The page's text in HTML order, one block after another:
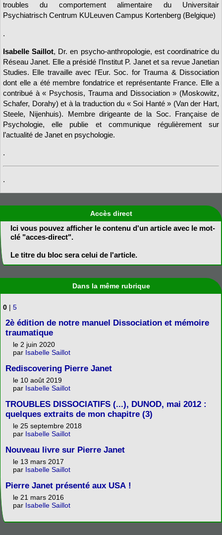
troubles du comportement alimentaire du Universitair
Psychiatrisch Centrum KULeuven Campus Kortenberg (Belgique)
.
Isabelle Saillot, Dr. en psycho-anthropologie, est coordinatrice du
Réseau Janet. Elle a présidé l’Institut P. Janet et sa revue Janetian
Studies. Elle travaille avec l’Eur. Soc. for Trauma & Dissociation
dont elle a été membre fondatrice et représentante France. Elle a
contribué à « Psychosis, Trauma and Dissociation » (Moskowitz,
Schafer, Dorahy) et à la traduction du « Soi Hanté » (Van der Hart,
Steele, Nijenhuis). Membre dirigeante de la Soc. Française de
Psychologie, elle publie et communique régulièrement sur
l’actualité de Janet en psychologie.
.
.
Accès direct
Ici vous pouvez afficher le contenu d'un article avec le mot-
clé "acces-direct".
Le titre du bloc sera celui de l'article.
Dans la même rubrique
0 | 5
2è édition de notre manuel Dissociation et mémoire
traumatique
le 2 juin 2020
par Isabelle Saillot
Rediscovering Pierre Janet
le 10 août 2019
par Isabelle Saillot
TROUBLES DISSOCIATIFS (...), DUNOD, mai 2012 :
quelques extraits de mon chapitre (3)
le 25 septembre 2018
par Isabelle Saillot
Nouveau livre sur Pierre Janet
le 13 mars 2017
par Isabelle Saillot
Pierre Janet présenté aux USA !
le 21 mars 2016
par Isabelle Saillot